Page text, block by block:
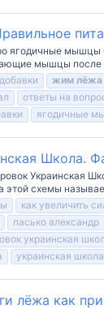
мышцы
мышцы
добавки жим лёжа
ответы на
ягодичные
Школа.
Украинская
схемы
как увеличить
пасько александр
украинская
украинская
лёжа как